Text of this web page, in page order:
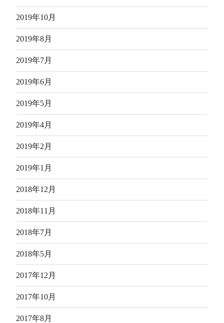
2019年10月
2019年8月
2019年7月
2019年6月
2019年5月
2019年4月
2019年2月
2019年1月
2018年12月
2018年11月
2018年7月
2018年5月
2017年12月
2017年10月
2017年8月